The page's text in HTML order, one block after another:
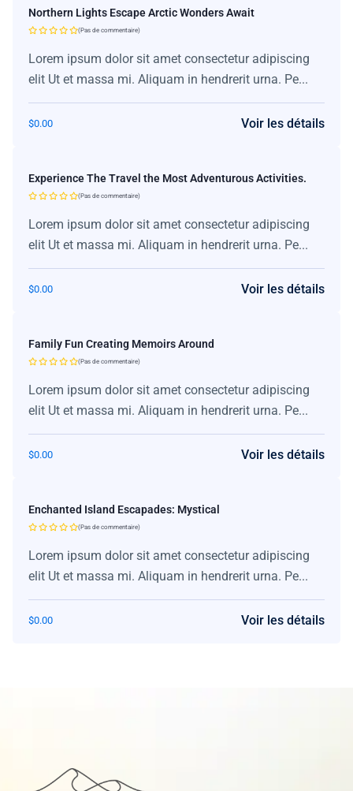
Northern Lights Escape Arctic Wonders Await
(Pas de commentaire)
Lorem ipsum dolor sit amet consectetur adipiscing
elit Ut et massa mi. Aliquam in hendrerit urna. Pe...
$0.00 Voir les détails
Experience The Travel the Most Adventurous Activities.
(Pas de commentaire)
Lorem ipsum dolor sit amet consectetur adipiscing
elit Ut et massa mi. Aliquam in hendrerit urna. Pe...
$0.00 Voir les détails
Family Fun Creating Memoirs Around
(Pas de commentaire)
Lorem ipsum dolor sit amet consectetur adipiscing
elit Ut et massa mi. Aliquam in hendrerit urna. Pe...
$0.00 Voir les détails
Enchanted Island Escapades: Mystical
(Pas de commentaire)
Lorem ipsum dolor sit amet consectetur adipiscing
elit Ut et massa mi. Aliquam in hendrerit urna. Pe...
$0.00 Voir les détails